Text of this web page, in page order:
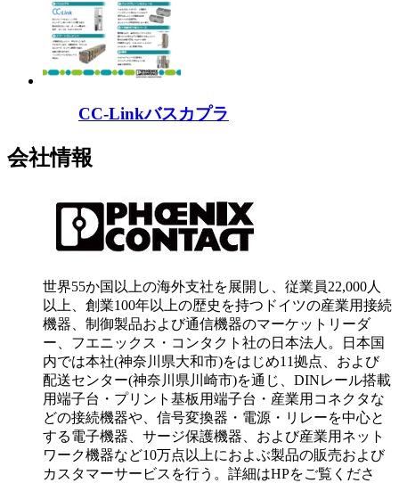
CC-Linkバスカプラ
会社情報
世界55か国以上の海外支社を展開し、従業員22,000人
以上、創業100年以上の歴史を持つドイツの産業用接続
機器、制御製品および通信機器のマーケットリーダ
ー、フエニックス・コンタクト社の日本法人。日本国
内では本社(神奈川県大和市)をはじめ11拠点、および
配送センター(神奈川県川崎市)を通じ、DINレール搭載
用端子台・プリント基板用端子台・産業用コネクタな
どの接続機器や、信号変換器・電源・リレーを中心と
する電子機器、サージ保護機器、および産業用ネット
ワーク機器など10万点以上におよぶ製品の販売および
カスタマーサービスを行う。詳細はHPをご覧くださ